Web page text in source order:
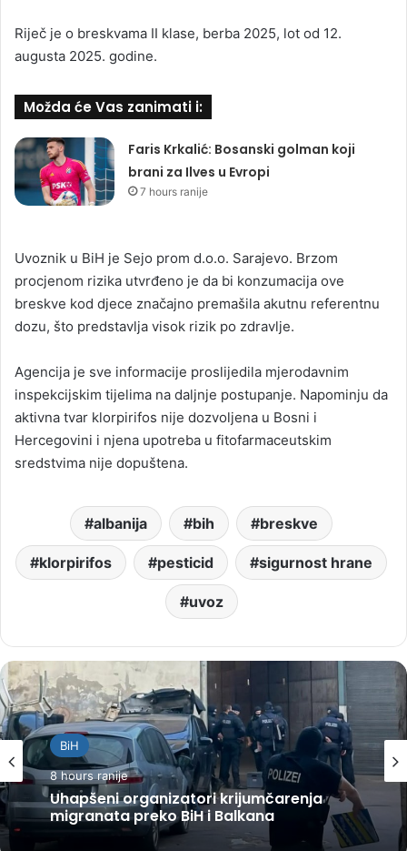
Riječ je o breskvama II klase, berba 2025, lot od 12.
augusta 2025. godine.
Možda će Vas zanimati i:
Faris Krkalić: Bosanski golman koji
brani za Ilves u Evropi
7 hours ranije
Uvoznik u BiH je Sejo prom d.o.o. Sarajevo. Brzom
procjenom rizika utvrđeno je da bi konzumacija ove
breskve kod djece značajno premašila akutnu referentnu
dozu, što predstavlja visok rizik po zdravlje.
Agencija je sve informacije proslijedila mjerodavnim
inspekcijskim tijelima na daljnje postupanje. Napominju da
aktivna tvar klorpirifos nije dozvoljena u Bosni i
Hercegovini i njena upotreba u fitofarmaceutskim
sredstvima nije dopuštena.
albanija bih breskve
klorpirifos pesticid sigurnost hrane
uvoz
BiH
8 hours ranije
Uhapšeni organizatori krijumčarenja
migranata preko BiH i Balkana